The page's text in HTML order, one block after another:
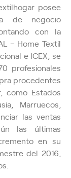
posee
de negocio
con la
– Home Textil
e ICEX, se
profesionales
procedentes
como Estados
Marruecos,
las ventas
las últimas
en su
del 2016,